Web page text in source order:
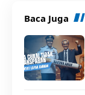
Baca Juga